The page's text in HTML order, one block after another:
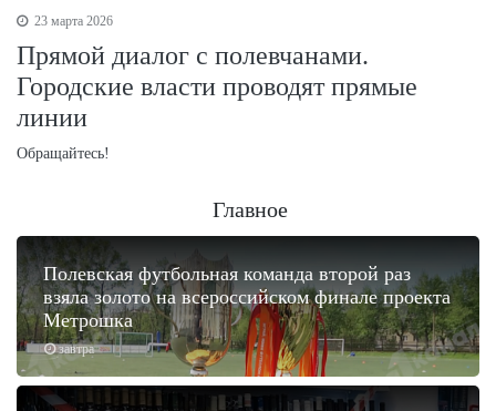
23 марта 2026
Прямой диалог с полевчанами.
Городские власти проводят прямые
линии
Обращайтесь!
Главное
завтра
Полевская футбольная команда второй раз
взяла золото на всероссийском финале проекта
Метрошка